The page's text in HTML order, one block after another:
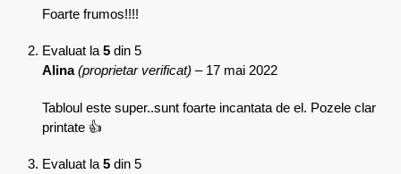
Foarte frumos!!!!
Evaluat la 5 din 5
Alina(proprietar verificat) – 17 mai 2022
Tabloul este super..sunt foarte incantata de el. Pozele clar
printate 👍
Evaluat la 5 din 5